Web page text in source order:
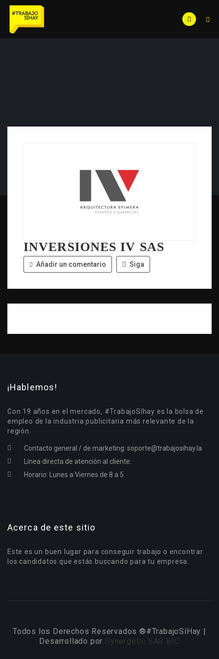
INVERSIONES IV SAS
Añadir un comentario Siga
¡Hablemos!
Con 19 años en el mercado, #TrabajoSíhay es la bolsa de
empleo de la industria publicitaria más relevante de la
región.
Contacto general / de marketing: soporte@trabajosihay.la
Línea directa de atención al cliente:
Horario: Lunes a Viernes de 8 a 5
Acerca de este sitio
Este es un buen lugar para conseguir trabajo o encontrar
los candidatos que estás buscando para tu empresa.
Todos los Derechos Reservados ®#TrabajoSíHay |
Desarrollado por Synergetic SAS BIC